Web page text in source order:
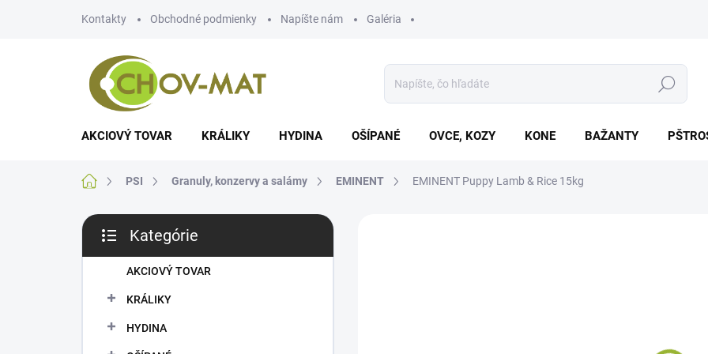
Kontakty Obchodné podmienky Napíšte nám Galéria
Hľadať
AKCIOVÝ TOVAR KRÁLIKY HYDINA OŠÍPANÉ OVCE, KOZY KONE BAŽANTY
DomovPSI Granuly, konzervy a salámy EMINENT EMINENT Puppy Lamb & Rice 15kg
B
č
kategórie
Kategórie
AKCIOVÝ TOVAR
KRÁLIKY
HYDINA